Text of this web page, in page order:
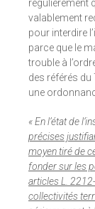
régulièrement
valablement
pour interdire
parce que le
trouble à
des référés du
une
« En l’état de
précises
moyen tiré de
fonder sur les
articles L.
collectivités